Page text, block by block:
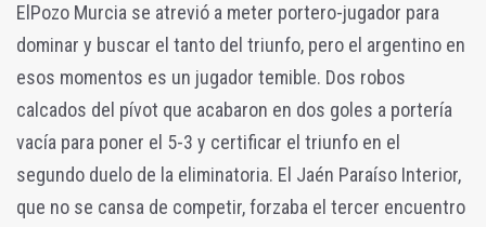
ElPozo Murcia se atrevió a meter portero-jugador para
dominar y buscar el tanto del triunfo, pero el argentino en
esos momentos es un jugador temible. Dos robos
calcados del pívot que acabaron en dos goles a portería
vacía para poner el 5-3 y certificar el triunfo en el
segundo duelo de la eliminatoria. El Jaén Paraíso Interior,
que no se cansa de competir, forzaba el tercer encuentro